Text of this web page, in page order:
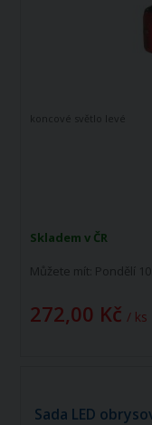
Skladem v ČR
Můžete mít: Pondělí
272,00 Kč / ks
koncové světlo levé
Sada LED